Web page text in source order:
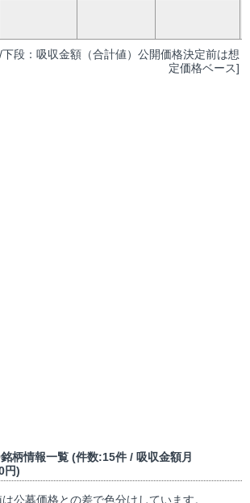
段：吸収金額（合計値）公開価格決定前は想
定価格ベース]
柄情報一覧 (件数:15件 / 吸収金額月
円)
公募価格との差で色分けしています。